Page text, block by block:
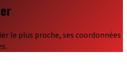
le plus proche, ses coordonnées